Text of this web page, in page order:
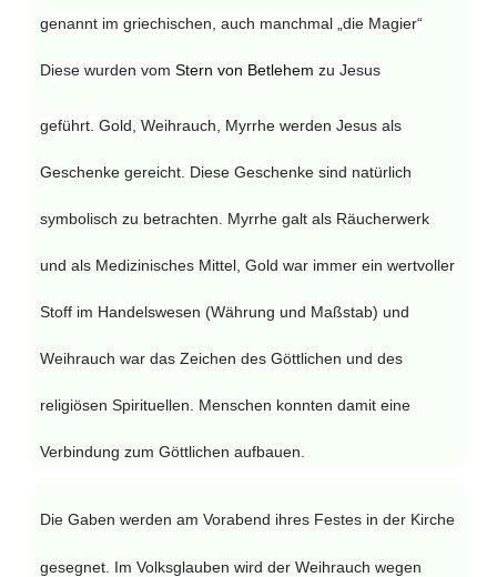
genannt im griechischen, auch manchmal „die Magier“
Diese wurden vom Stern von Betlehem zu Jesus
geführt. Gold, Weihrauch, Myrrhe werden Jesus als
Geschenke gereicht. Diese Geschenke sind natürlich
symbolisch zu betrachten. Myrrhe galt als Räucherwerk
und als Medizinisches Mittel, Gold war immer ein wertvoller
Stoff im Handelswesen (Währung und Maßstab) und
Weihrauch war das Zeichen des Göttlichen und des
religiösen Spirituellen. Menschen konnten damit eine
Verbindung zum Göttlichen aufbauen.
Die Gaben werden am Vorabend ihres Festes in der Kirche
gesegnet. Im Volksglauben wird der Weihrauch wegen